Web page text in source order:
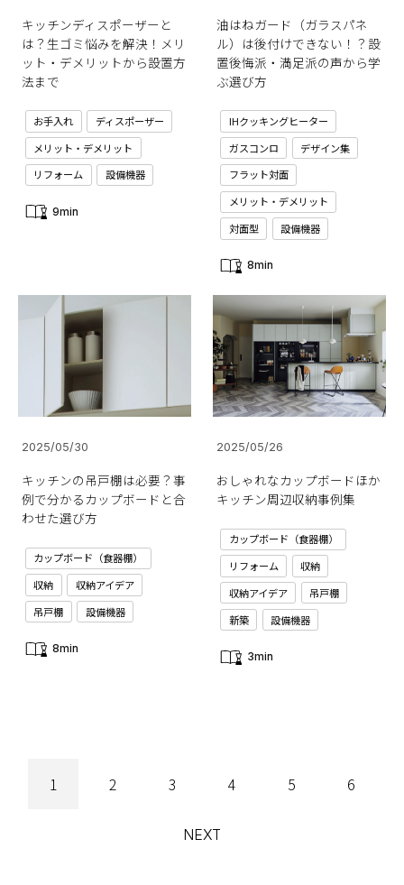
キッチンディスポーザーと
は？生ゴミ悩みを解決！メリ
ット・デメリットから設置方
法まで
お手入れ
ディスポーザー
メリット・デメリット
リフォーム
設備機器
9min
油はねガード（ガラスパネ
ル）は後付けできない！？設
置後悔派・満足派の声から学
ぶ選び方
IHクッキングヒーター
ガスコンロ
デザイン集
フラット対面
メリット・デメリット
対面型
設備機器
8min
2025/05/30
キッチンの吊戸棚は必要？事
例で分かるカップボードと合
わせた選び方
カップボード（食器棚）
収納
収納アイデア
吊戸棚
設備機器
8min
2025/05/26
おしゃれなカップボードほか
キッチン周辺収納事例集
カップボード（食器棚）
リフォーム
収納
収納アイデア
吊戸棚
新築
設備機器
3min
1 2 3 4 5 6
NEXT